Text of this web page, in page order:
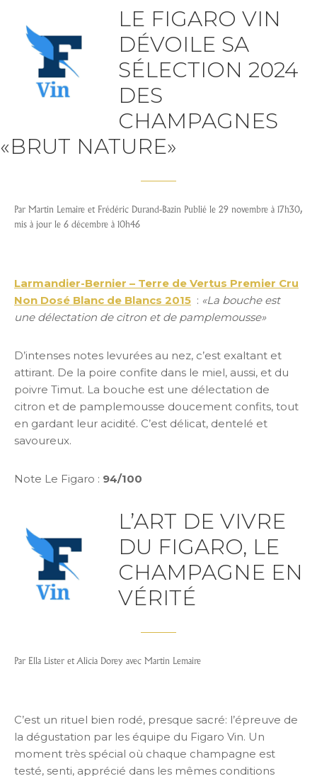
LE FIGARO VIN
DÉVOILE SA
SÉLECTION 2024
DES
CHAMPAGNES
«BRUT NATURE»
Par Martin Lemaire et Frédéric Durand-Bazin Publié le 29 novembre à 17h30,
mis à jour le 6 décembre à 10h46
Larmandier-Bernier – Terre de Vertus Premier Cru
Non Dosé Blanc de Blancs 2015 : «La bouche est
une délectation de citron et de pamplemousse»
D’intenses notes levurées au nez, c’est exaltant et
attirant. De la poire confite dans le miel, aussi, et du
poivre Timut. La bouche est une délectation de
citron et de pamplemousse doucement confits, tout
en gardant leur acidité. C’est délicat, dentelé et
savoureux.
Note Le Figaro : 94/100
L’ART DE VIVRE
DU FIGARO, LE
CHAMPAGNE EN
VÉRITÉ
Par Ella Lister et Alicia Dorey avec Martin Lemaire
C’est un rituel bien rodé, presque sacré: l’épreuve de
la dégustation par les équipe du Figaro Vin. Un
moment très spécial où chaque champagne est
testé, senti, apprécié dans les mêmes conditions